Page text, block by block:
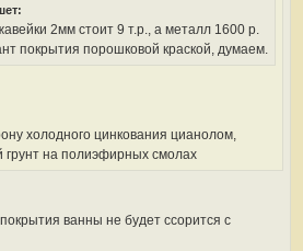
2мм стоит 9 т.р., а металл 1600 р.
покрытия порошковой краской, думаем.
холодного цинкования цианолом,
на полиэфирных смолах
ванны не будет ссорится с